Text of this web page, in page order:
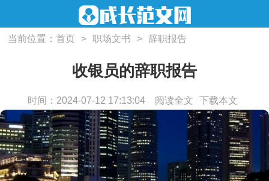
当前位置：首页 > 职场文书 > 辞职报告
收银员的辞职报告
时间：2024-07-12 17:13:04 阅读全文 下载本文